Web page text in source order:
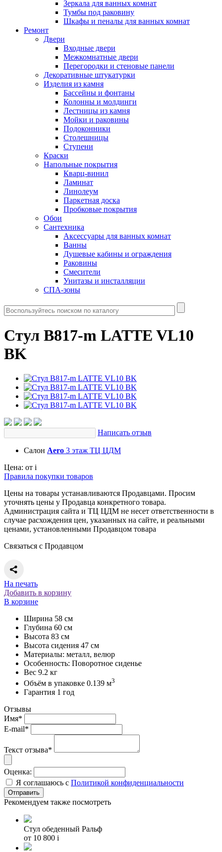
Зеркала для ванных комнат
Тумбы под раковину
Шкафы и пеналы для ванных комнат
Ремонт
Двери
Входные двери
Межкомнатные двери
Перегородки и стеновые панели
Декоративные штукатурки
Изделия из камня
Бассейны и фонтаны
Колонны и молдинги
Лестницы из камня
Мойки и раковины
Подоконники
Столешницы
Ступени
Краски
Напольные покрытия
Кварц-винил
Ламинат
Линолеум
Паркетная доска
Пробковые покрытия
Обои
Сантехника
Аксессуары для ванных комнат
Ванны
Душевые кабины и ограждения
Раковины
Смесители
Унитазы и инсталляции
СПА-зоны
Стул B817-m LATTE VL10
BK
Написать отзыв
Салон Aero 3 этаж ТЦ ЦДМ
Цена: от i
Правила покупки товаров
Цены на товары устанавливаются Продавцами. Просим
уточнять цены у Продавца конкретного товара.
Администрация сайта и ТЦ ЦДМ не несет ответственности в
случае расхождения цен, указанных на сайте, и реальными
ценами, установленными Продавцом товара
Связаться с Продавцом
На печать
Добавить в корзину
В корзине
Ширина 58 см
Глубина 60 см
Высота 83 см
Высота сидения 47 см
Материалы: металл, велюр
Особенность: Поворотное сиденье
Вес 9.2 кг
Объём в упаковке 0.139 м3
Гарантия 1 год
Отзывы
Имя*
E-mail*
Текст отзыва*
Оценка:
Я соглашаюсь с Политикой конфиденциальности
Рекомендуем также посмотреть
Стул обеденный Ральф
от 10 800 i